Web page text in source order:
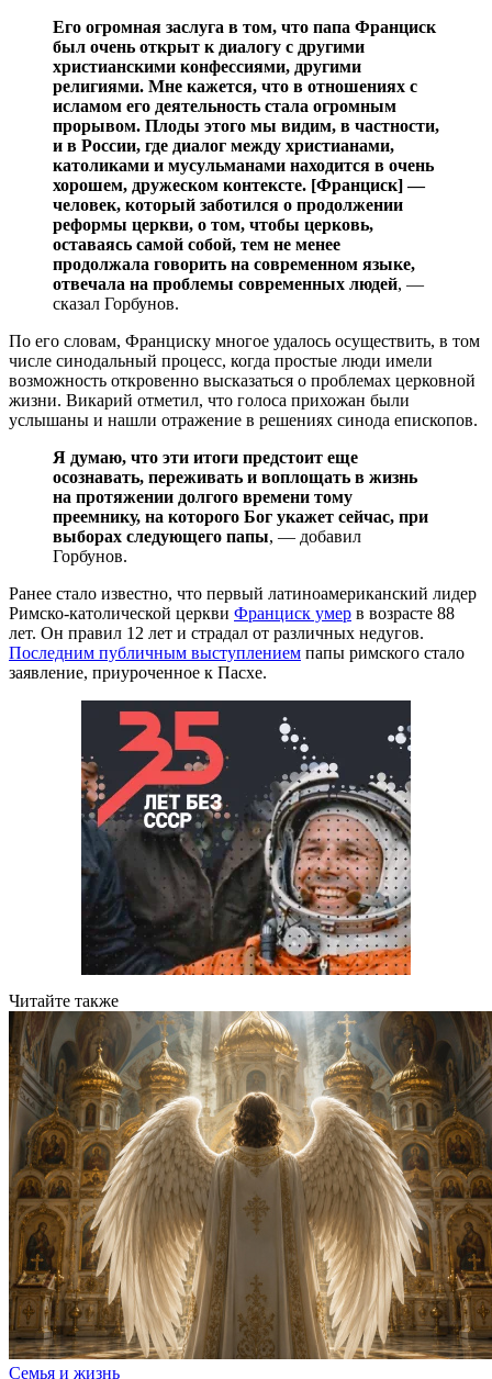
Его огромная заслуга в том, что папа Франциск
был очень открыт к диалогу с другими
христианскими конфессиями, другими
религиями. Мне кажется, что в отношениях с
исламом его деятельность стала огромным
прорывом. Плоды этого мы видим, в частности,
и в России, где диалог между христианами,
католиками и мусульманами находится в очень
хорошем, дружеском контексте. [Франциск] —
человек, который заботился о продолжении
реформы церкви, о том, чтобы церковь,
оставаясь самой собой, тем не менее
продолжала говорить на современном языке,
отвечала на проблемы современных людей, —
сказал Горбунов.
По его словам, Франциску многое удалось осуществить, в том
числе синодальный процесс, когда простые люди имели
возможность откровенно высказаться о проблемах церковной
жизни. Викарий отметил, что голоса прихожан были
услышаны и нашли отражение в решениях синода епископов.
Я думаю, что эти итоги предстоит еще
осознавать, переживать и воплощать в жизнь
на протяжении долгого времени тому
преемнику, на которого Бог укажет сейчас, при
выборах следующего папы, — добавил
Горбунов.
Ранее стало известно, что первый латиноамериканский лидер
Римско-католической церкви Франциск умер в возрасте 88
лет. Он правил 12 лет и страдал от различных недугов.
Последним публичным выступлением папы римского стало
заявление, приуроченное к Пасхе.
Читайте также
Семья и жизнь